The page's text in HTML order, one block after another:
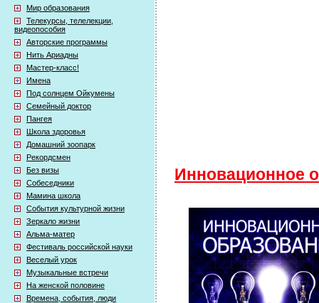
Мир образования
Телекурсы, телелекции,
видеопособия
Авторские программы
Нить Ариадны
Мастер-класс!
Имена
Под солнцем Ойкумены
Семейный доктор
Пангея
Школа здоровья
Домашний зоопарк
Рекордсмен
Без визы
Собеседники
Мамина школа
События культурной жизни
Зеркало жизни
Альма-матер
Фестиваль российской науки
Веселый урок
Музыкальные встречи
На женской половине
Времена, события, люди
Инновационное